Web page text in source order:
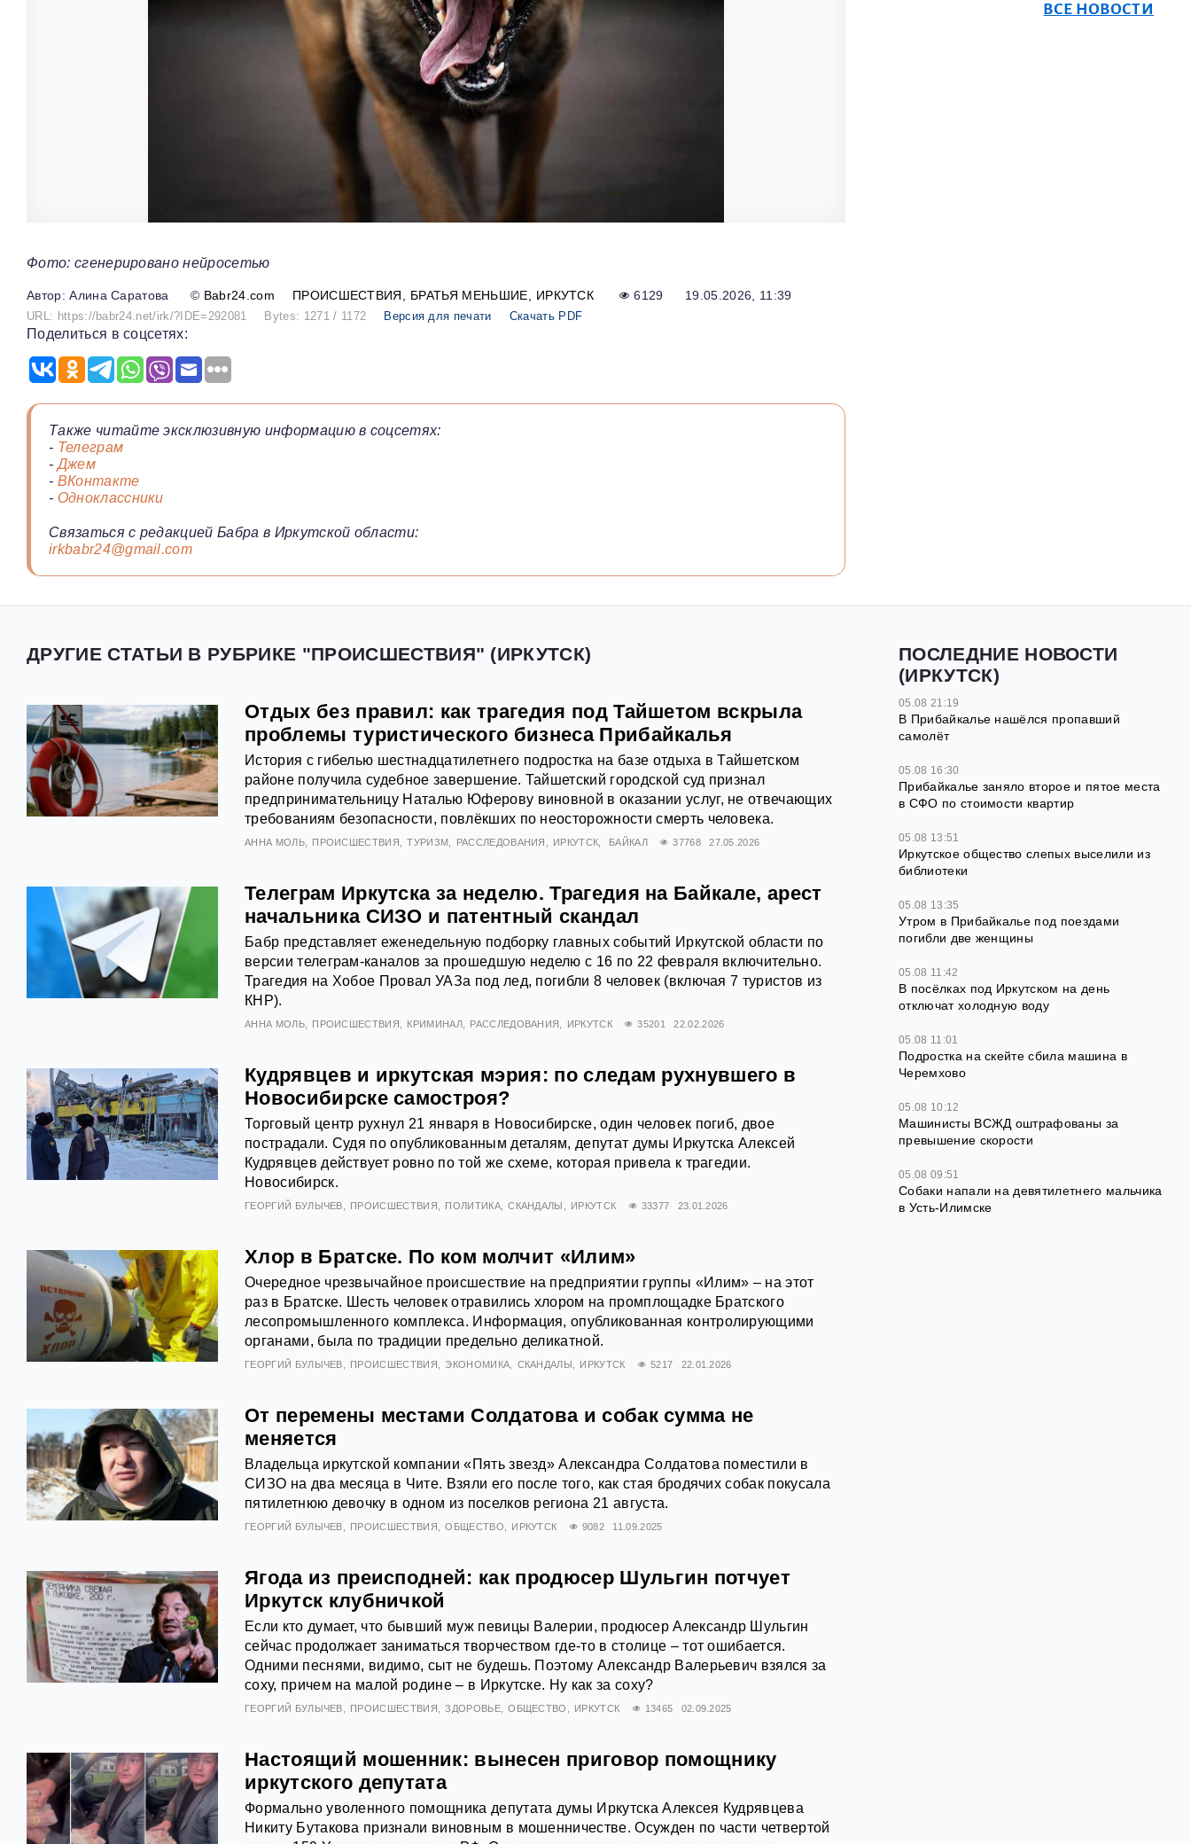
Фото: сгенерировано нейросетью
Алина Саратова © Babr24.com ПРОИСШЕСТВИЯ БРАТЬЯ МЕНЬШИЕ ИРКУТСК 6129 19.05.2026, 11:39
URL: https://babr24.net/irk/?IDE=292081 Bytes: 1271 / 1172 Версия для печати Скачать PDF
Поделиться в соцсетях:
Также читайте эксклюзивную информацию в соцсетях:
- Телеграм
-Джем
- ВКонтакте
- Одноклассники
Связаться с редакцией Бабра в Иркутской области:
irkbabr24@gmail.com
ВСЕ НОВОСТИ
ДРУГИЕ СТАТЬИ В РУБРИКЕ "ПРОИСШЕСТВИЯ" (ИРКУТСК)
Отдых без правил: как трагедия под Тайшетом вскрыла
проблемы туристического бизнеса Прибайкалья
История с гибелью шестнадцатилетнего подростка на базе отдыха в Тайшетском
районе получила судебное завершение. Тайшетский городской суд признал
предпринимательницу Наталью Юферову виновной в оказании услуг, не отвечающих
требованиям безопасности, повлёкших по неосторожности смерть человека.
АННА МОЛЬ ПРОИСШЕСТВИЯ ТУРИЗМ РАССЛЕДОВАНИЯ ИРКУТСК БАЙКАЛ 37768 27.05.2026
Телеграм Иркутска за неделю. Трагедия на Байкале, арест
начальника СИЗО и патентный скандал
Бабр представляет еженедельную подборку главных событий Иркутской области по
версии телеграм-каналов за прошедшую неделю с 16 по 22 февраля включительно.
Трагедия на Хобое Провал УАЗа под лед, погибли 8 человек (включая 7 туристов из
КНР).
АННА МОЛЬ ПРОИСШЕСТВИЯ КРИМИНАЛ РАССЛЕДОВАНИЯ ИРКУТСК 35201 22.02.2026
Кудрявцев и иркутская мэрия: по следам рухнувшего в
Новосибирске самостроя?
Торговый центр рухнул 21 января в Новосибирске, один человек погиб, двое
пострадали. Судя по опубликованным деталям, депутат думы Иркутска Алексей
Кудрявцев действует ровно по той же схеме, которая привела к трагедии.
Новосибирск.
ГЕОРГИЙ БУЛЫЧЕВ ПРОИСШЕСТВИЯ ПОЛИТИКА СКАНДАЛЫ ИРКУТСК 33377 23.01.2026
Хлор в Братске. По ком молчит «Илим»
Очередное чрезвычайное происшествие на предприятии группы «Илим» – на этот
раз в Братске. Шесть человек отравились хлором на промплощадке Братского
лесопромышленного комплекса. Информация, опубликованная контролирующими
органами, была по традиции предельно деликатной.
ГЕОРГИЙ БУЛЫЧЕВ ПРОИСШЕСТВИЯ ЭКОНОМИКА СКАНДАЛЫ ИРКУТСК 5217 22.01.2026
От перемены местами Солдатова и собак сумма не
меняется
Владельца иркутской компании «Пять звезд» Александра Солдатова поместили в
СИЗО на два месяца в Чите. Взяли его после того, как стая бродячих собак покусала
пятилетнюю девочку в одном из поселков региона 21 августа.
ГЕОРГИЙ БУЛЫЧЕВ ПРОИСШЕСТВИЯ ОБЩЕСТВО ИРКУТСК 9082 11.09.2025
Ягода из преисподней: как продюсер Шульгин потчует
Иркутск клубничкой
Если кто думает, что бывший муж певицы Валерии, продюсер Александр Шульгин
сейчас продолжает заниматься творчеством где-то в столице – тот ошибается.
Одними песнями, видимо, сыт не будешь. Поэтому Александр Валерьевич взялся за
соху, причем на малой родине – в Иркутске. Ну как за соху?
ГЕОРГИЙ БУЛЫЧЕВ ПРОИСШЕСТВИЯ ЗДОРОВЬЕ ОБЩЕСТВО ИРКУТСК 13465 02.09.2025
Настоящий мошенник: вынесен приговор помощнику
иркутского депутата
Формально уволенного помощника депутата думы Иркутска Алексея Кудрявцева
Никиту Бутакова признали виновным в мошенничестве. Осужден по части четвертой
ПОСЛЕДНИЕ НОВОСТИ
(ИРКУТСК)
05.08 21:19
В Прибайкалье нашёлся пропавший
самолёт
05.08 16:30
Прибайкалье заняло второе и пятое места
в СФО по стоимости квартир
05.08 13:51
Иркутское общество слепых выселили из
библиотеки
05.08 13:35
Утром в Прибайкалье под поездами
погибли две женщины
05.08 11:42
В посёлках под Иркутском на день
отключат холодную воду
05.08 11:01
Подростка на скейте сбила машина в
Черемхово
05.08 10:12
Машинисты ВСЖД оштрафованы за
превышение скорости
05.08 09:51
Собаки напали на девятилетнего мальчика
в Усть‑Илимске